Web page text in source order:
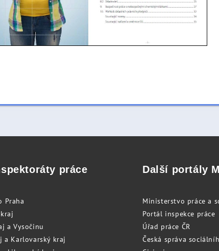
práce
Praha
a Vysočinu
a Karlovarský kraj
Další portály
Ministerstvo práce a
Portál inspekce práce
Úřad práce ČR
Česká správa